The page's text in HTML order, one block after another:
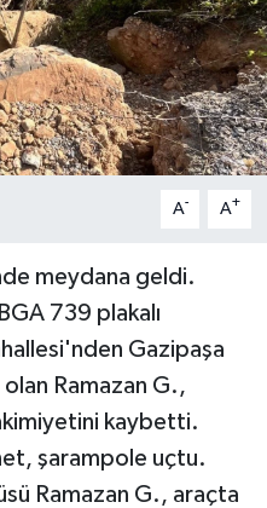
A- A+
meydana geldi.
739 plakalı
Gazipaşa
Ramazan G.,
kaybetti.
şarampole uçtu.
Ramazan G., araçta